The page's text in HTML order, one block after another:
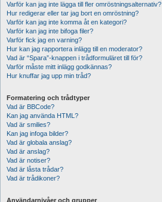
Varför kan jag inte lägga till fler omröstningsalternativ?
Hur redigerar eller tar jag bort en omröstning?
Varför kan jag inte komma åt en kategori?
Varför kan jag inte bifoga filer?
Varför fick jag en varning?
Hur kan jag rapportera inlägg till en moderator?
Vad är “Spara”-knappen i trådformuläret till för?
Varför måste mitt inlägg godkännas?
Hur knuffar jag upp min tråd?
Formatering och trådtyper
Vad är BBCode?
Kan jag använda HTML?
Vad är smilies?
Kan jag infoga bilder?
Vad är globala anslag?
Vad är anslag?
Vad är notiser?
Vad är låsta trådar?
Vad är trådikoner?
Användarnivåer och grupper